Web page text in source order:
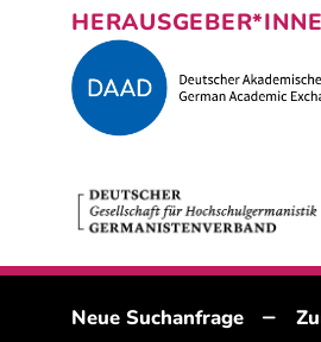
Neue Suchanfrage –